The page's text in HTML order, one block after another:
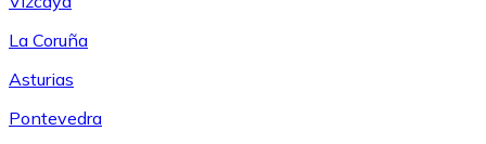
La Coruña
Asturias
Pontevedra